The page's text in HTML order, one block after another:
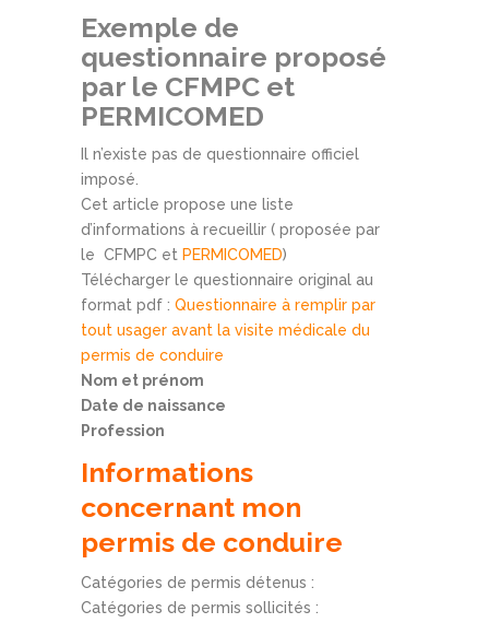
Exemple de
questionnaire proposé
par le CFMPC et
PERMICOMED
Il n’existe pas de questionnaire officiel
imposé.
Cet article propose une liste
d’informations à recueillir ( proposée par
le CFMPC et PERMICOMED)
Télécharger le questionnaire original au
format pdf : Questionnaire à remplir par
tout usager avant la visite médicale du
permis de conduire
Nom et prénom
Date de naissance
Profession
Informations
concernant mon
permis de conduire
Catégories de permis détenus :
Catégories de permis sollicités :